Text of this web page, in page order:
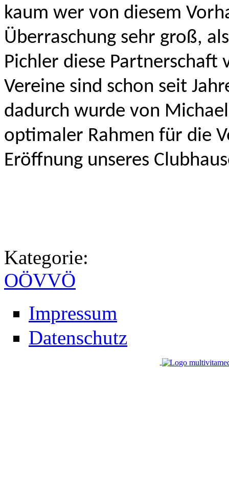
kaum wer von diesem
Überraschung sehr groß,
Pichler diese Partnerschaft
Vereine sind schon seit
dadurch wurde von
optimaler Rahmen für die
Eröffnung unseres
Kategorie:
OÖVVÖ
Impressum
Datenschutz